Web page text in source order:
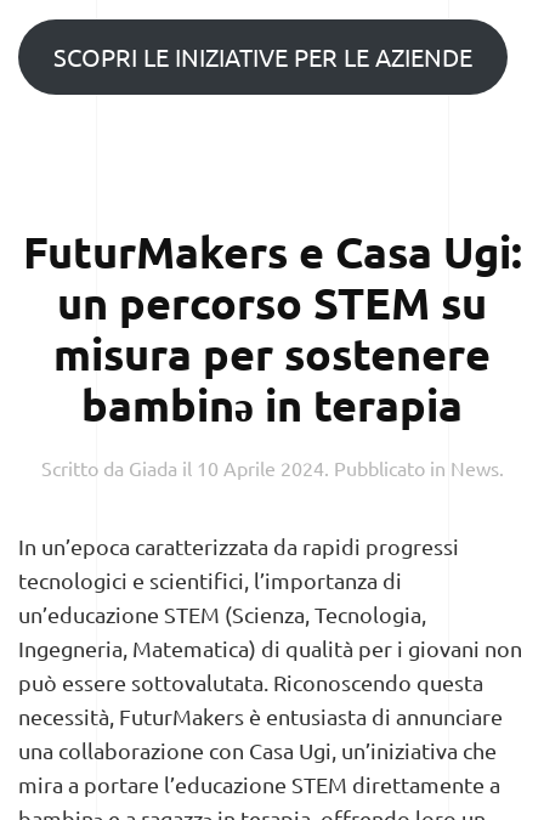
SCOPRI LE INIZIATIVE PER LE AZIENDE
FuturMakers e Casa Ugi:
un percorso STEM su
misura per sostenere
bambinə in terapia
Scritto da Giada il 10 Aprile 2024. Pubblicato in News.
In un’epoca caratterizzata da rapidi progressi
tecnologici e scientifici, l’importanza di
un’educazione STEM (Scienza, Tecnologia,
Ingegneria, Matematica) di qualità per i giovani non
può essere sottovalutata. Riconoscendo questa
necessità, FuturMakers è entusiasta di annunciare
una collaborazione con Casa Ugi, un’iniziativa che
mira a portare l’educazione STEM direttamente a